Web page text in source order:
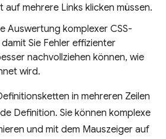
auf mehrere Links klicken müssen.
Auswertung komplexer CSS-
Sie Fehler effizienter
nachvollziehen können, wie
wird.
in mehreren Zeilen
Definition. Sie können komplexe
und mit dem Mauszeiger auf